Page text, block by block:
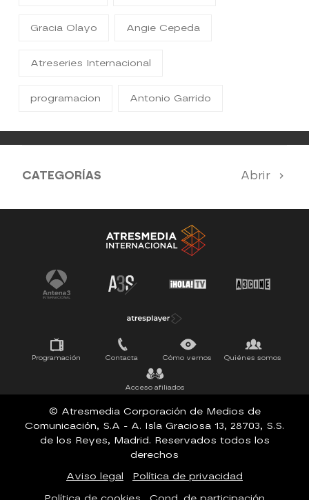
Gracia Olayo Angie Cepeda
Atreseries Internacional
programacion Antonio Garrido
CATEGORÍAS Abrir
SERIES 100% EN ESPAÑOL ESTRENOS
SUEÑOS DE LIBERTAD
Programación Contacta Cómo vernos Quiénes somos
Acceso afiliados
© Atresmedia Corporación de Medios de
Comunicación, S.A - A. Isla Graciosa 13, 28703, S.S.
de los Reyes, Madrid. Reservados todos los
derechos
Aviso legal
Política de privacidad